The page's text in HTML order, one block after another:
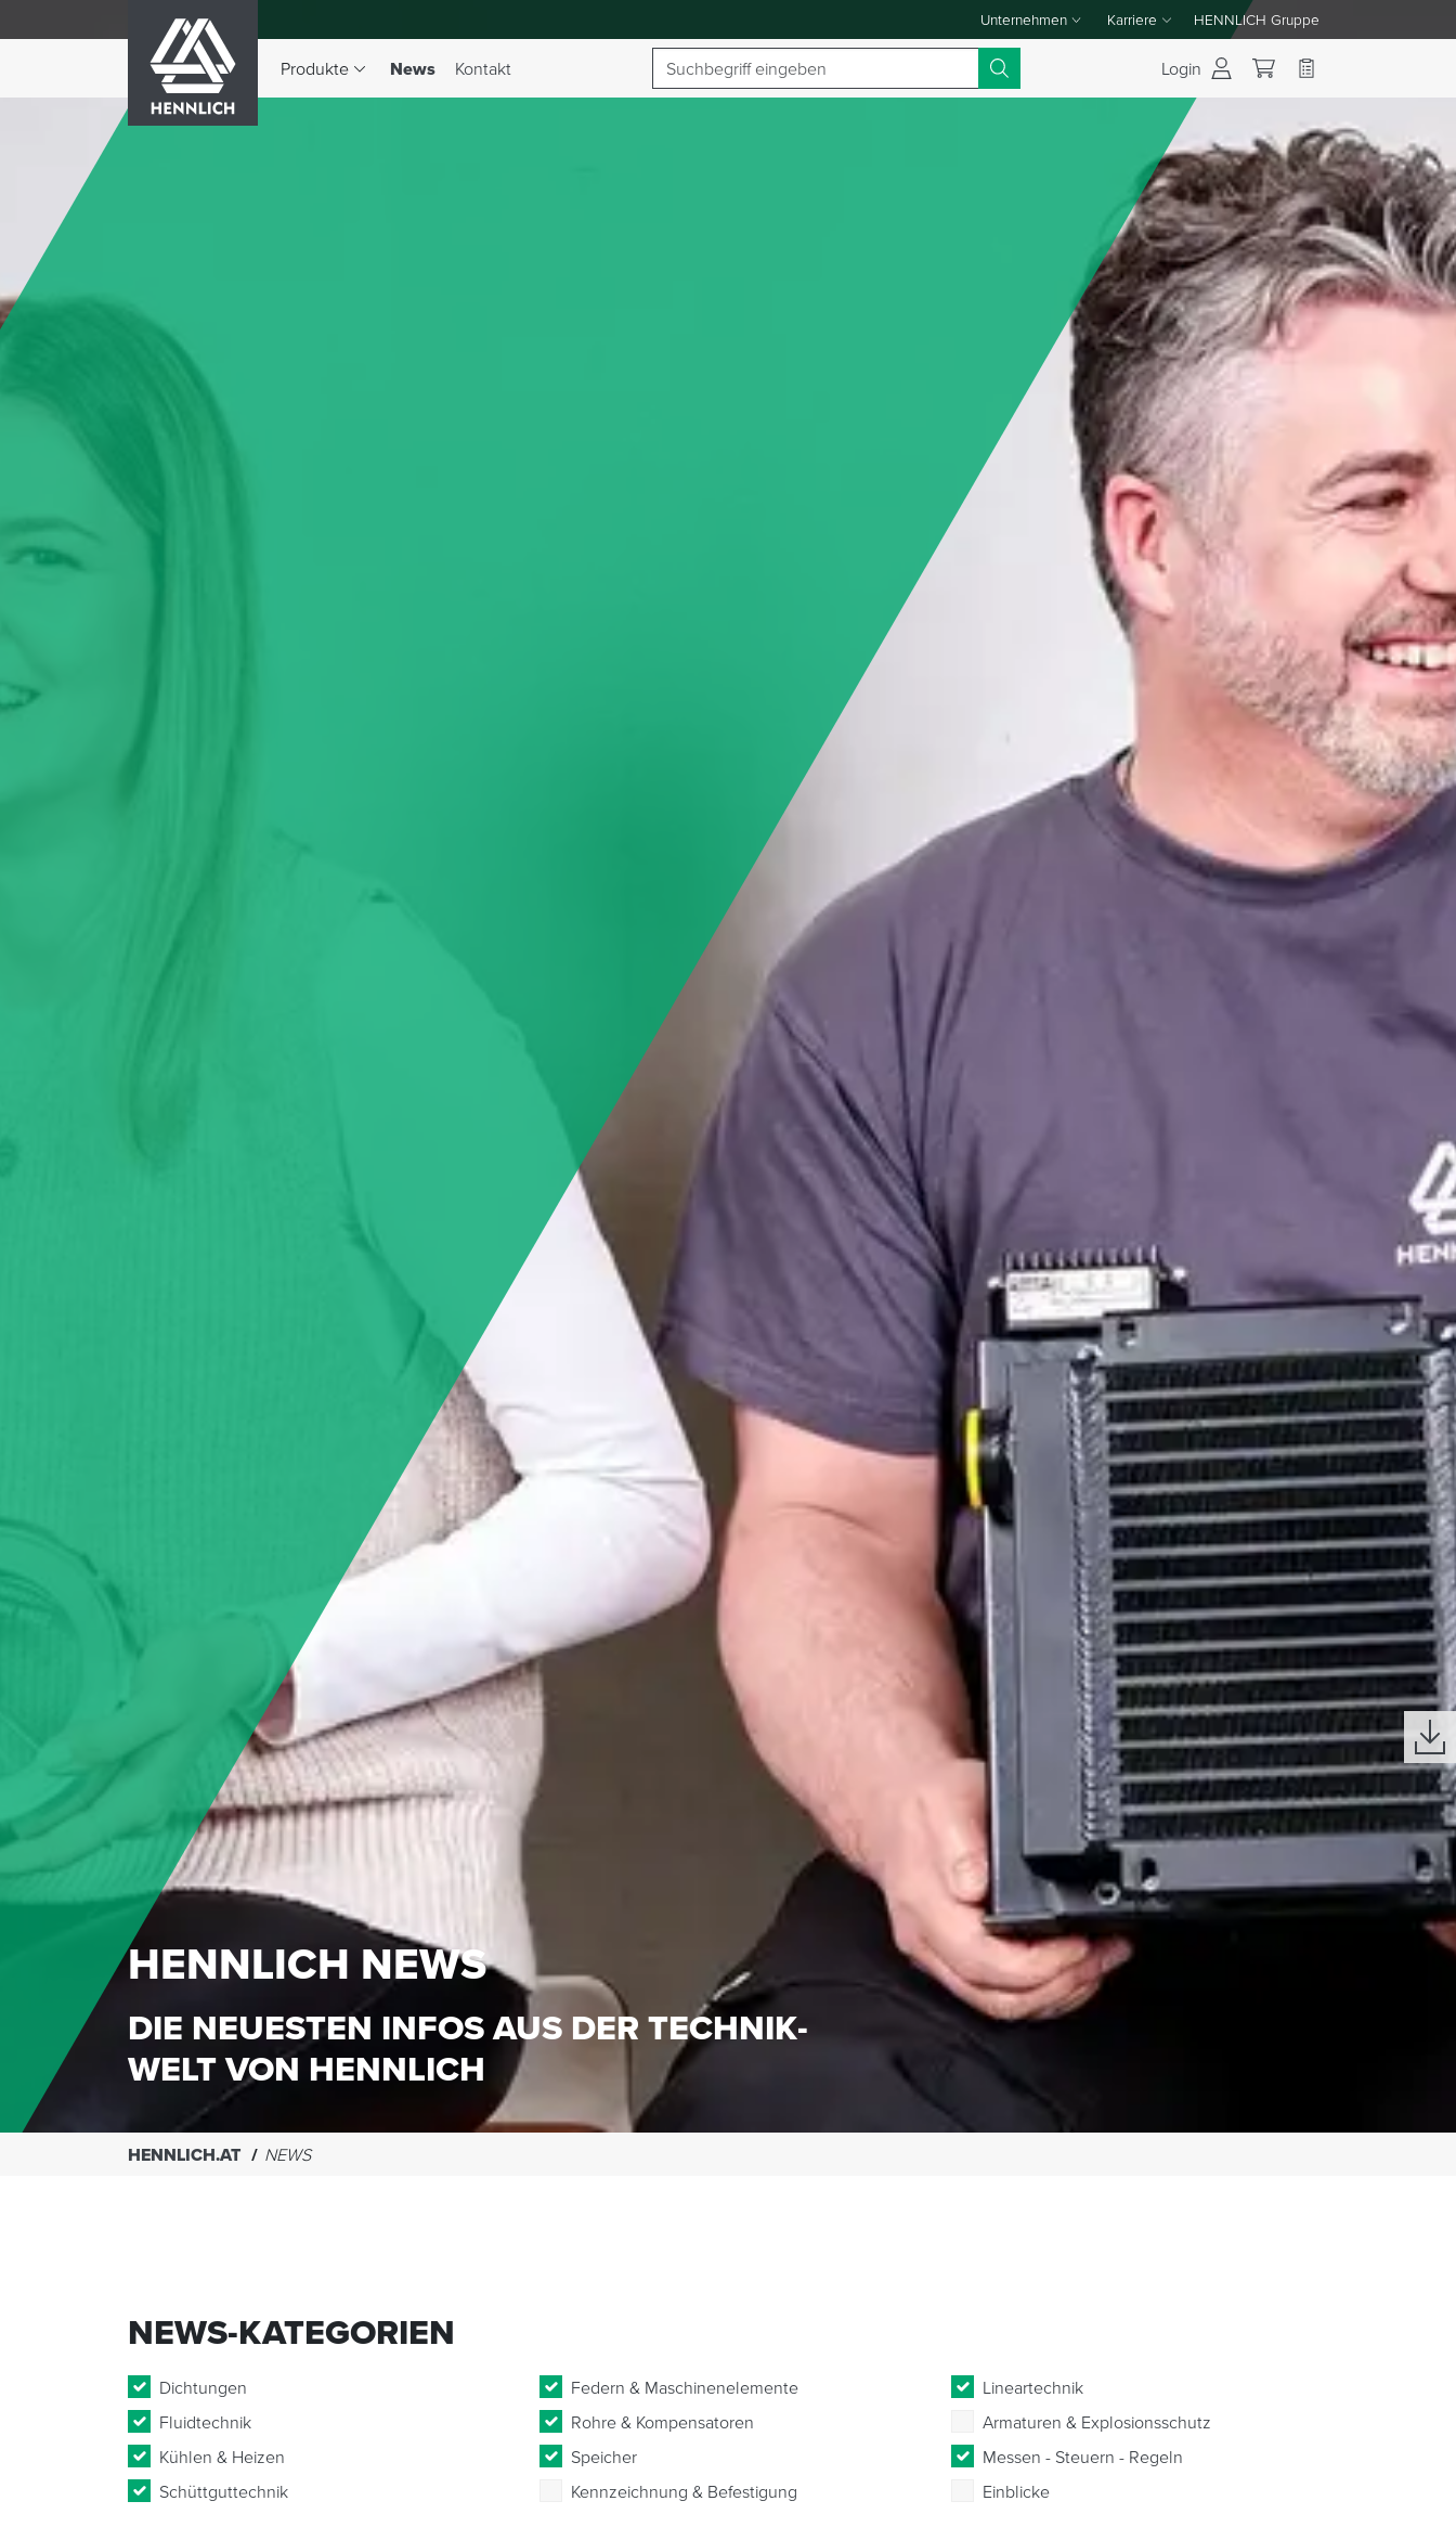
Unternehmen
Dropdown-Menü Unternehmen umschalten
Karriere
Dropdown-Menü Karriere umschalten
HENNLICH Gruppe
Produkte
Dropdown-Menü Produkte umschalten
News(aktiv)
Kontakt Suchbegriff Login
HENNLICH NEWS
DIE NEUESTEN INFOS AUS DER TECHNIK-
WELT VON HENNLICH
HENNLICH.AT NEWS
NEWS-KATEGORIEN
Dichtungen Federn & Maschinenelemente
Lineartechnik
Fluidtechnik
Rohre & Kompensatoren
Armaturen & Explosionsschutz
Kühlen & Heizen
Speicher
Messen - Steuern - Regeln
Schüttguttechnik
Kennzeichnung & Befestigung Einblicke